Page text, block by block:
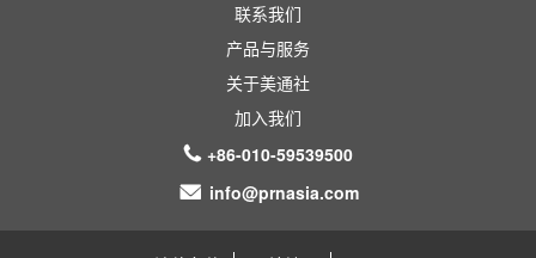
联系我们
产品与服务
关于美通社
加入我们
+86-010-59539500
info@prnasia.com